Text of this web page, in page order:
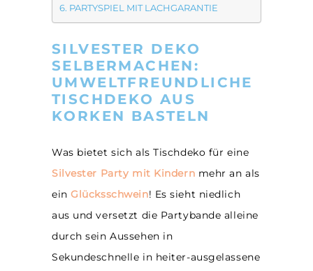
PARTYSPIEL MIT LACHGARANTIE
SILVESTER DEKO
SELBERMACHEN:
UMWELTFREUNDLICHE
TISCHDEKO AUS
KORKEN BASTELN
Was bietet sich als Tischdeko für eine
Silvester Party mit Kindern mehr an als
einGlücksschwein! Es sieht niedlich
aus und versetzt die Partybande alleine
durch sein Aussehen in
Sekundeschnelle in heiter-ausgelassene